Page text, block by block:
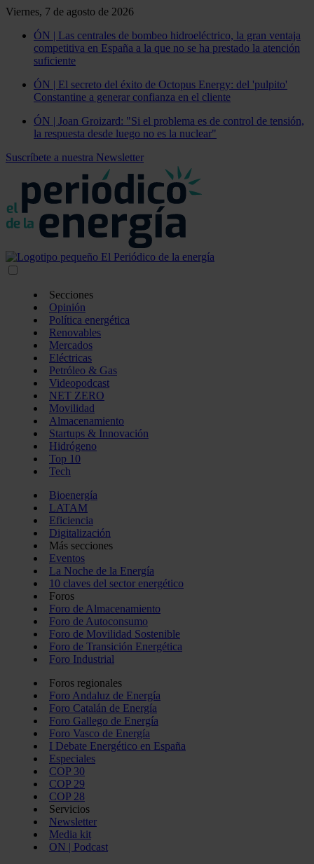
Viernes, 7 de agosto de 2026
ÓN | Las centrales de bombeo hidroeléctrico, la gran ventaja
competitiva en España a la que no se ha prestado la atención
suficiente
ÓN | El secreto del éxito de Octopus Energy: del 'pulpito'
Constantine a generar confianza en el cliente
ÓN | Joan Groizard: "Si el problema es de control de tensión,
la respuesta desde luego no es la nuclear"
Suscríbete a nuestra Newsletter
Secciones
Opinión
Política energética
Renovables
Mercados
Eléctricas
Petróleo & Gas
Videopodcast
NET ZERO
Movilidad
Almacenamiento
Startups & Innovación
Hidrógeno
Top 10
Tech
Bioenergía
LATAM
Eficiencia
Digitalización
Más secciones
Eventos
La Noche de la Energía
10 claves del sector energético
Foros
Foro de Almacenamiento
Foro de Autoconsumo
Foro de Movilidad Sostenible
Foro de Transición Energética
Foro Industrial
Foros regionales
Foro Andaluz de Energía
Foro Catalán de Energía
Foro Gallego de Energía
Foro Vasco de Energía
I Debate Energético en España
Especiales
COP 30
COP 29
COP 28
Servicios
Newsletter
Media kit
ON | Podcast